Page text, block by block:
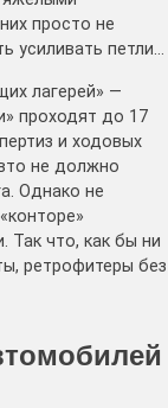
просто не
усиливать петли…
лагерей» —
проходят до 17
и ходовых
не должно
Однако не
Так что, как бы ни
ретрофитеры без